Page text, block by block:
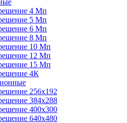
4 Мп
5 Мп
6 Мп
8 Мп
10 Мп
12 Мп
15 Мп
4К
256x192
384х288
400x300
640х480